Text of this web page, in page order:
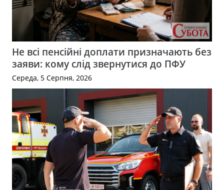
Не всі пенсійні доплати призначають без
заяви: кому слід звернутися до ПФУ
Середа, 5 Серпня, 2026